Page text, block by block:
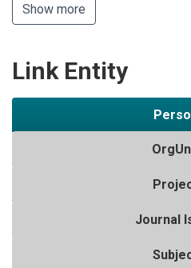
Show more
Link Entity
Journal